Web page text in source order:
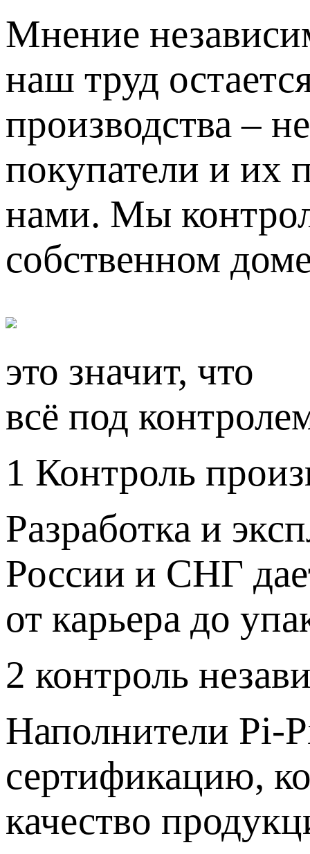
Мнение
наш труд
производства –
покупатели и их
нами. Мы
собственном
это значит, что
всё под
1 Контроль
Разработка и
России и СНГ
от карьера до
2 контроль
Наполнители Pi-
сертификацию,
качество